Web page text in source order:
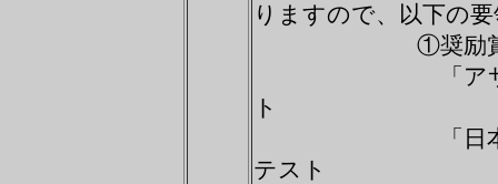
りますので、以
①奨励賞該当雑
「アサヒカメ
ト
「日本カメラ
テスト